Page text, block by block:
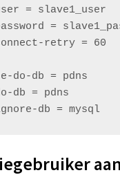
= slave1_user
=
retry = 60
do-db = pdns
db = pdns
binlog-ignore-db = mysql